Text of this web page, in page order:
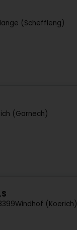
(Schëffleng)
(Garnech)
Windhof (Koerich)